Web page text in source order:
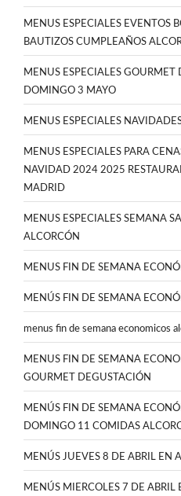
MENUS ESPECIALES EVENTOS
BAUTIZOS CUMPLEAÑOS
MENUS ESPECIALES
DOMINGO 3 MAYO
MENUS ESPECIALES
MENUS ESPECIALES PARA
NAVIDAD 2024 2025
MADRID
MENUS ESPECIALES SEMANA
ALCORCÓN
MENUS FIN DE SEMANA
MENÚS FIN DE SEMANA
menus fin de semana economicos
MENUS FIN DE SEMANA
GOURMET DEGUSTACIÓN
MENÚS FIN DE SEMANA
DOMINGO 11 COMIDAS
MENÚS JUEVES 8 DE ABRIL EN
MENÚS MIERCOLES 7 DE